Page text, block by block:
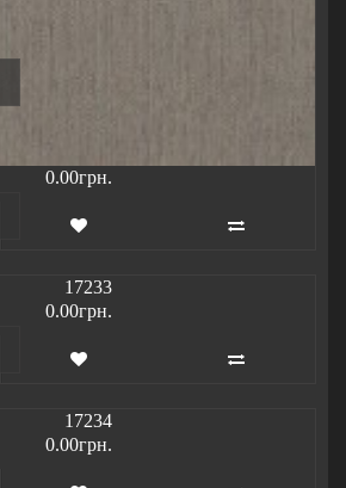
0.00грн.
0.00грн.
0.00грн.